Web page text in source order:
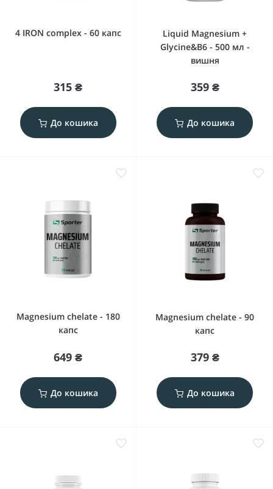
4 IRON complex - 60 капс
315 ₴
До кошика
Liquid Magnesium +
Glycinе&B6 - 500 мл -
вишня
359 ₴
До кошика
Magnesium chelate - 180
капс
649 ₴
До кошика
Magnesium chelate - 90
капс
379 ₴
До кошика